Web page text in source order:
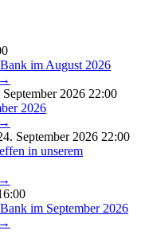
im August 2026
2026 22:00
2026
September 2026 22:00
in unserem
im September 2026